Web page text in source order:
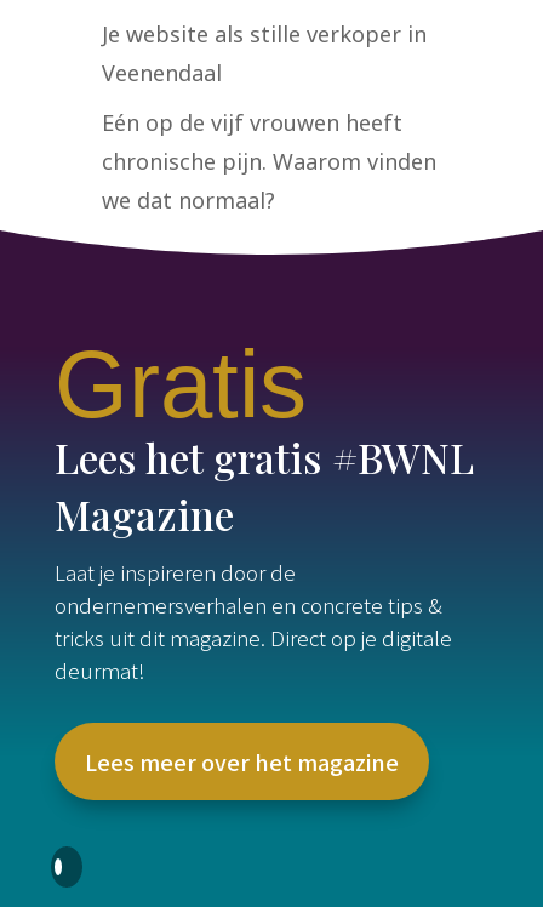
Je website als stille verkoper in
Veenendaal
Eén op de vijf vrouwen heeft
chronische pijn. Waarom vinden
we dat normaal?
Gratis
Lees het gratis #BWNL
Magazine
Laat je inspireren door de
ondernemersverhalen en concrete tips &
tricks uit dit magazine. Direct op je digitale
deurmat!
Lees meer over het magazine